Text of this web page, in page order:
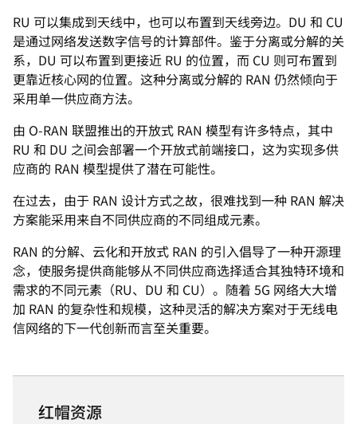
RU 可以集成到天线中，也可以布置到天线旁边。DU 和 CU
是通过网络发送数字信号的计算部件。鉴于分离或分解的关
系，DU 可以布置到更接近 RU 的位置，而 CU 则可布置到
更靠近核心网的位置。这种分离或分解的 RAN 仍然倾向于
采用单一供应商方法。
由 O-RAN 联盟推出的开放式 RAN 模型有许多特点，其中
RU 和 DU 之间会部署一个开放式前端接口，这为实现多供
应商的 RAN 模型提供了潜在可能性。
在过去，由于 RAN 设计方式之故，很难找到一种 RAN 解决
方案能采用来自不同供应商的不同组成元素。
RAN 的分解、云化和开放式 RAN 的引入倡导了一种开源理
念，使服务提供商能够从不同供应商选择适合其独特环境和
需求的不同元素（RU、DU 和 CU）。随着 5G 网络大大增
加 RAN 的复杂性和规模，这种灵活的解决方案对于无线电
信网络的下一代创新而言至关重要。
红帽资源